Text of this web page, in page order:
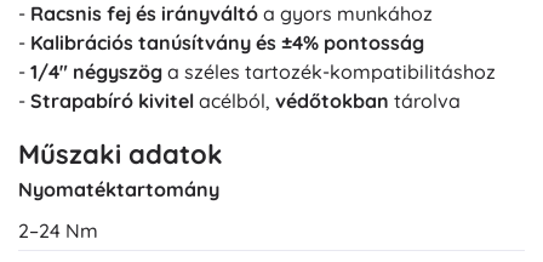
- Racsnis fej és irányváltó a gyors munkához
- Kalibrációs tanúsítvány és ±4% pontosság
- 1/4" négyszög a széles tartozék-kompatibilitáshoz
- Strapabíró kivitel acélból, védőtokban tárolva
Műszaki adatok
Nyomatéktartomány
2–24 Nm